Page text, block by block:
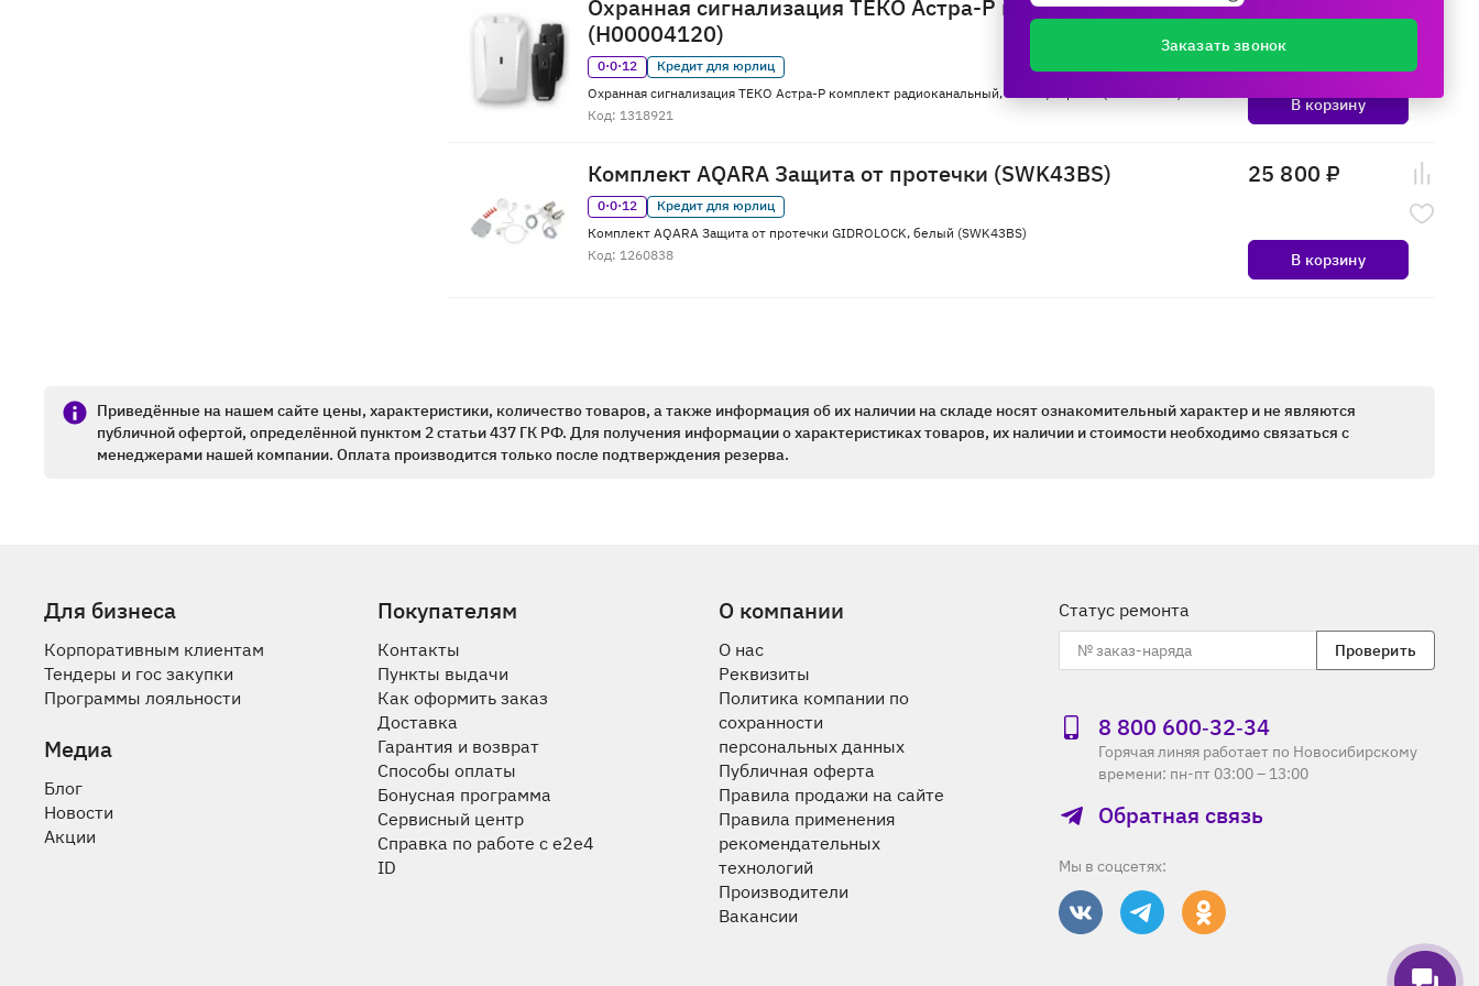
Охранная сигнализация ТЕКО Астра-Р комплект
(Н00004120)
0·0·12
Кредит для юрлиц
Охранная сигнализация ТЕКО Астра-Р комплект радиоканальный, белый/черный (Н00004120)
Код: 1318921
В корзину
Комплект AQARA Защита от протечки (SWK43BS)
0·0·12
Кредит для юрлиц
Комплект AQARA Защита от протечки GIDROLOCK, белый (SWK43BS)
Код: 1260838
25 800 ₽
В корзину
Приведённые на нашем сайте цены, характеристики, количество товаров, а также информация об их наличии на складе носят ознакомительный характер и не являются
публичной офертой, определённой пунктом 2 статьи 437 ГК РФ. Для получения информации о характеристиках товаров, их наличии и стоимости необходимо связаться с
менеджерами нашей компании. Оплата производится только после подтверждения резерва.
Для бизнеса
Корпоративным клиентам
Тендеры и гос закупки
Программы лояльности
Медиа
Блог
Новости
Акции
Покупателям
Контакты
Пункты выдачи
Как оформить заказ
Доставка
Гарантия и возврат
Способы оплаты
Бонусная программа
Сервисный центр
Справка по работе с e2e4
ID
О компании
О нас
Реквизиты
Политика компании по
сохранности
персональных данных
Публичная оферта
Правила продажи на сайте
Правила применения
рекомендательных
технологий
Производители
Вакансии
Статус ремонта
Проверить
8 800 600‑32‑34
Горячая линяя работает по Новосибирскому
времени: пн-пт 03:00 – 13:00
Обратная связь
Мы в соцсетях:
Заказать звонок